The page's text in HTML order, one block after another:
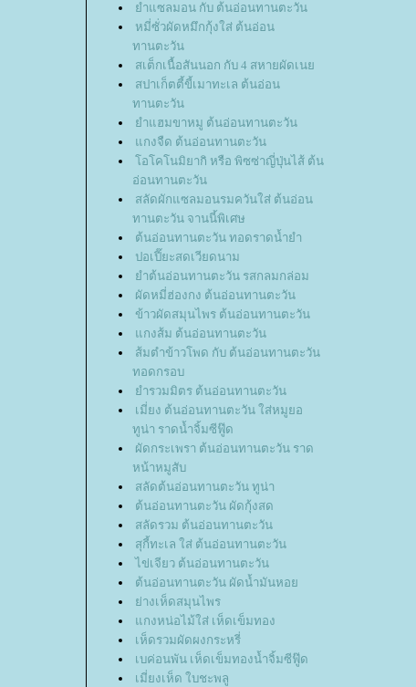
ำแซลมอน กับ ต้นอ่อนทานตะวัน
หมี่ซั่วผัดหมึกกุ้งใส่ ต้นอ่อน
ทานตะวัน
สเต็กเนื้อสันนอก กับ 4 สหายผัดเน
สปาเก็ตตี้ขี้เมาทะเล ต้นอ่อน
ทานตะวัน
ำแฮมขาหมู ต้นอ่อนทานตะวัน
กงจืด ต้นอ่อนทานตะวัน
อโคโนมิยากิ หรือ พิซซ่าญี่ปุ่นไส้ ต้น
อ่อนทานตะวัน
สลัดผักแซลมอนรมควันใส่ ต้นอ่อน
ทานตะวัน จานนี้พิเศษ
ต้นอ่อนทานตะวัน ทอดราดน้ำยำ
ปอเปี๊ยะสดเวียดนาม
ำต้นอ่อนทานตะวัน รสกลมกล่อม
ผัดหมี่ฮ่องกง ต้นอ่อนทานตะวัน
ข้าวผัดสมุนไพร ต้นอ่อนทานตะวัน
กงส้ม ต้นอ่อนทานตะวัน
ส้มตำข้าวโพด กับ ต้นอ่อนทานตะวัน
ทอดกรอบ
ำรวมมิตร ต้นอ่อนทานตะวัน
เมี่ยง ต้นอ่อนทานตะวัน ใส่หมูยอ
ทูน่า ราดน้ำจิ้มซีฟู๊ด
ผัดกระเพรา ต้นอ่อนทานตะวัน ราด
หน้าหมูสับ
สลัดต้นอ่อนทานตะวัน ทูน่า
ต้นอ่อนทานตะวัน ผัดกุ้งสด
สลัดรวม ต้นอ่อนทานตะวัน
สุกี้ทะเล ใส่ ต้นอ่อนทานตะวัน
ไข่เจียว ต้นอ่อนทานตะวัน
ต้นอ่อนทานตะวัน ผัดน้ำมันหอ
่างเห็ดสมุนไพร
กงหน่อไม้ใส่ เห็ดเข็มทอง
เห็ดรวมผัดผงกระหรี่
เบค่อนพัน เห็ดเข็มทองน้ำจิ้มซีฟู๊ด
เมี่ยงเห็ด ใบชะพลู